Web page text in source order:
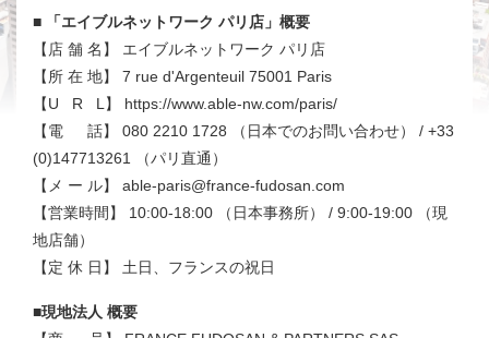
■ 「エイブルネットワーク パリ店」概要
【店 舗 名】 エイブルネットワーク パリ店
【所 在 地】 7 rue d'Argenteuil 75001 Paris
【U R L】 https://www.able-nw.com/paris/
【電 話】 080 2210 1728 （日本でのお問い合わせ） / +33
(0)147713261 （パリ直通）
【メ ー ル】 able-paris@france-fudosan.com
【営業時間】 10:00-18:00 （日本事務所） / 9:00-19:00 （現
地店舗）
【定 休 日】 土日、フランスの祝日
■現地法人 概要